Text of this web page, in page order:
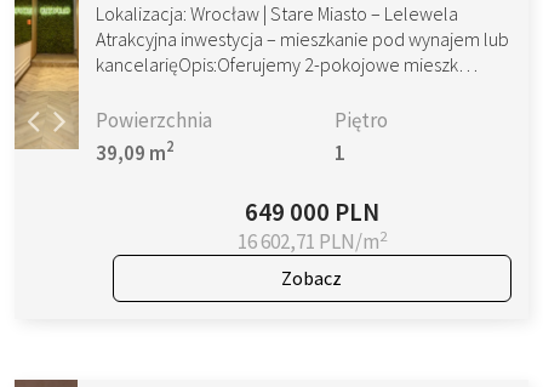
Lokalizacja: Wrocław | Stare Miasto – Lelewela
Atrakcyjna inwestycja – mieszkanie pod wynajem lub
kancelarięOpis:Oferujemy 2-pokojowe mieszk…
Powierzchnia
39,09 m2
Piętro
1
649 000 PLN
16 602,71 PLN/m2
Zobacz